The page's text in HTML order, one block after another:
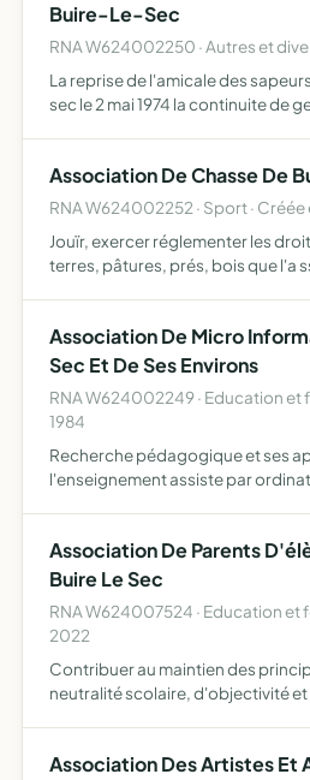
Buire-Le-Sec
RNA W624002250 · Autres et
La reprise de l'amicale des
sec le 2 mai 1974 la continuite de
Association De Chasse De
RNA W624002252 · Sport · Créée
Jouïr, exercer réglementer les
terres, pâtures, prés, bois que l'a
He…
Association De Micro
Sec Et De Ses Environs
RNA W624002249 · Education et
1984
Recherche pédagogique et ses
l'enseignement assiste par
Association De Parents
Buire Le Sec
RNA W624007524 · Education et
2022
Contribuer au maintien des
neutralité scolaire, d'objectivité
Association Des Artistes Et